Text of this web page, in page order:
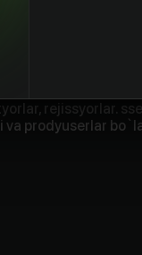
rejissyorlar.
va prodyuserlar